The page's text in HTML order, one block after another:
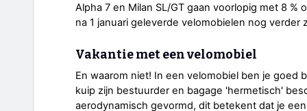
Alpha 7 en Milan SL/GT gaan voorlopig met 8
na 1 januari geleverde velomobielen nog verder
Vakantie met een velomobiel
En waarom niet! In een velomobiel ben je
kuip zijn bestuurder en bagage 'hermetisch'
aerodynamisch gevormd, dit betekent dat je